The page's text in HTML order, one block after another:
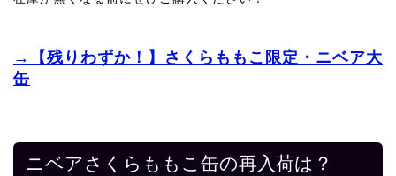
→【残りわずか！】さくらももこ限定・ニベア大
缶
ニベアさくらももこ缶の再入荷は？